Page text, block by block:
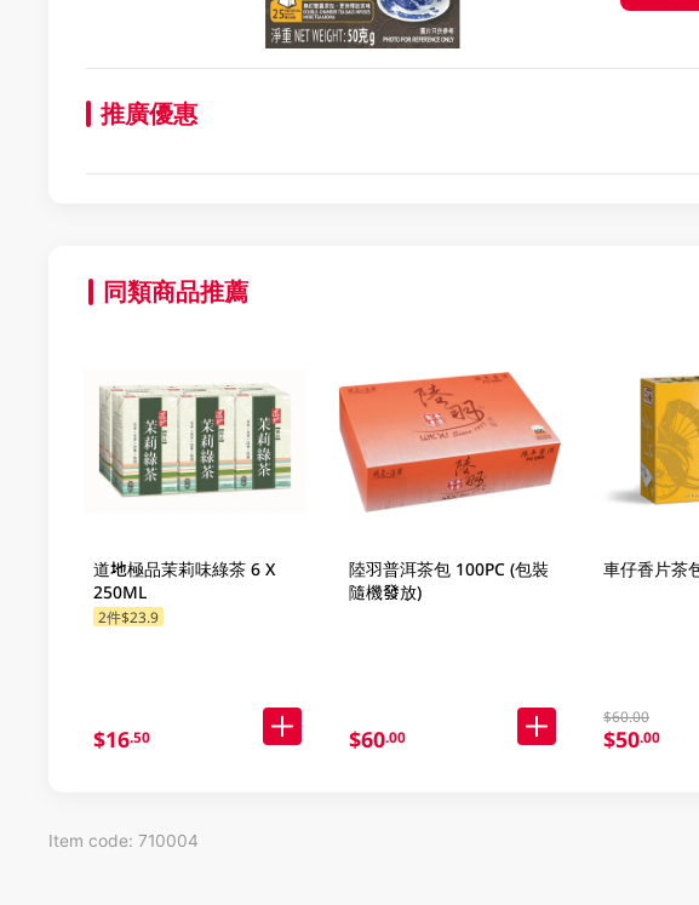
推廣優惠
同類商品推薦
道地極品茉莉味綠茶 6 X
250ML
2件$23.9
$16.50
陸羽普洱茶包 100PC (包裝
隨機發放)
$60.00
車仔香片茶
$60.00
$50.00
Item code: 710004